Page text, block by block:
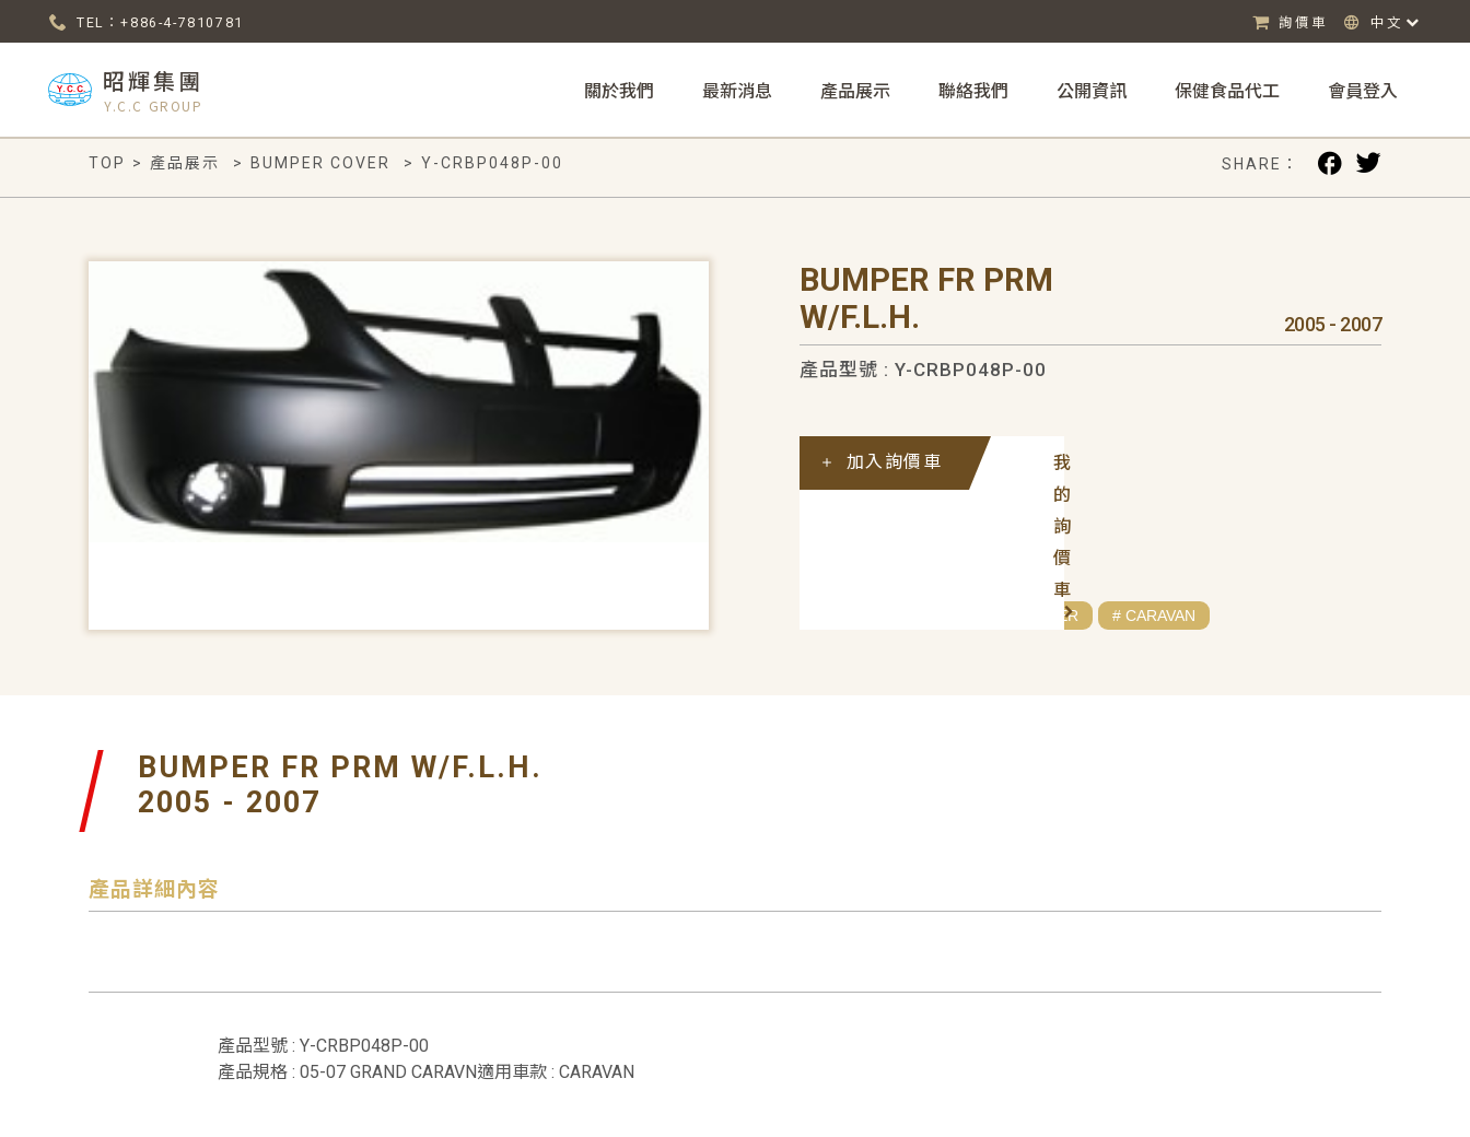
TEL：+886-4-7810781 詢價車 中文
昭輝集團
Y.C.C GROUP
關於我們 最新消息 產品展示 聯絡我們 公開資訊 保健食品代工 會員登入
TOP > 產品展示 > BUMPER COVER > Y-CRBP048P-00 SHARE：
BUMPER FR PRM
W/F.L.H.
2005 - 2007
產品型號 : Y-CRBP048P-00
我
的
詢
價
車
加入詢價車
# CHRYSLER # CARAVAN
BUMPER FR PRM W/F.L.H.
2005 - 2007
產品詳細內容
產品型號 : Y-CRBP048P-00
產品規格 : 05-07 GRAND CARAVN適用車款 : CARAVAN